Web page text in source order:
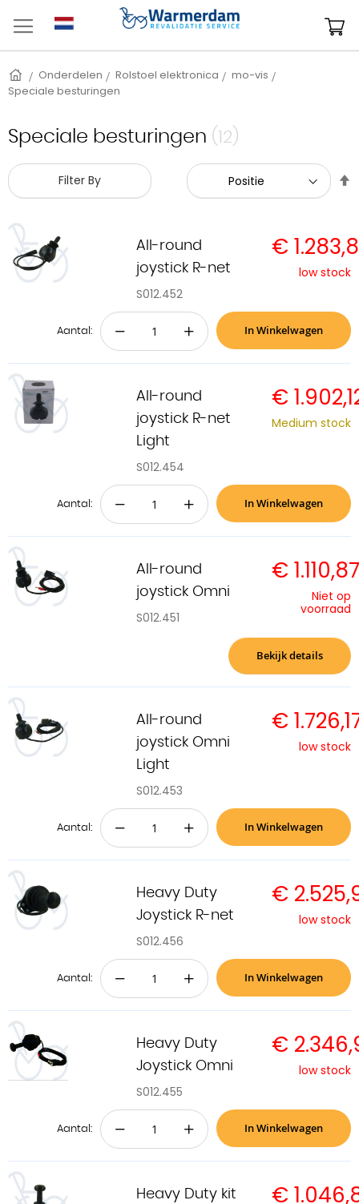
naar
inhoud
HomeOnderdelen Rolstoel elektronica
mo-vis
Speciale besturingen
Speciale besturingen (12)
Filter By
All-round
joystick R-net
S012.452
€
low stock
Aantal: − + In Winkelwagen
All-round
joystick R-net
Light
S012.454
€
Medium stock
Aantal: − + In Winkelwagen
All-round
joystick Omni
S012.451
€ 1.110,87
Niet op
voorraad
Bekijk details
All-round
joystick Omni
Light
S012.453
€
low stock
Aantal: − + In Winkelwagen
Heavy Duty
Joystick R-net
S012.456
€
low stock
Aantal: − + In Winkelwagen
Heavy Duty
Joystick Omni
S012.455
€
low stock
Aantal: − + In Winkelwagen
Heavy Duty kit
€